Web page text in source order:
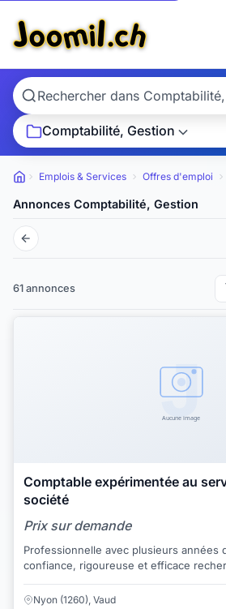
Comptabilité, Gestion
Petites annonces
Emplois & Services Offres d'emploi
Annonces Comptabilité, Gestion
61 annonces
Comptable expérimentée au
société
Prix sur demande
Professionnelle avec plusieurs années
confiance, rigoureuse et efficace
Nyon (1260), Vaud